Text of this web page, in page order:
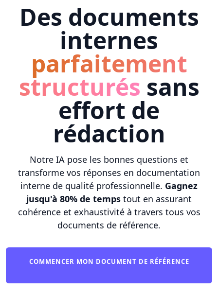
Des documents
internes
parfaitement
structurés sans
effort de
rédaction
Notre IA pose les bonnes questions et
transforme vos réponses en documentation
interne de qualité professionnelle. Gagnez
jusqu'à 80% de temps tout en assurant
cohérence et exhaustivité à travers tous vos
documents de référence.
COMMENCER MON DOCUMENT DE RÉFÉRENCE